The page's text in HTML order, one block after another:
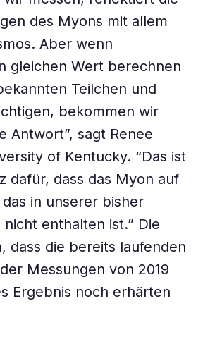
des Myons mit allem
Aber wenn
gleichen Wert berechnen
Teilchen und
bekommen wir
Antwort”, sagt Renee
of Kentucky. “Das ist
dafür, dass das Myon auf
in unserer bisher
enthalten ist.” Die
dass die bereits laufenden
Messungen von 2019
Ergebnis noch erhärten